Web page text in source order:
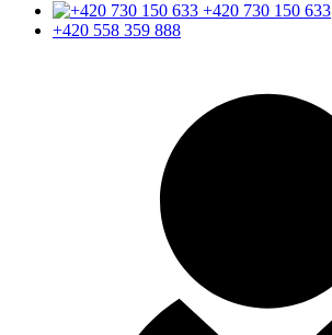
+420 730 150 633
+420 558 359 888